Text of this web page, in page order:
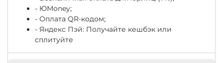
- ЮМоney;
- Оплата QR-кодом;
- Яндекс Пэй: Получайте кешбэк или
сплитуйте